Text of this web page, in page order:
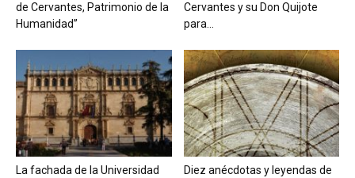
de Cervantes, Patrimonio de la
Humanidad”
Cervantes y su Don Quijote
para...
La fachada de la Universidad
Diez anécdotas y leyendas de